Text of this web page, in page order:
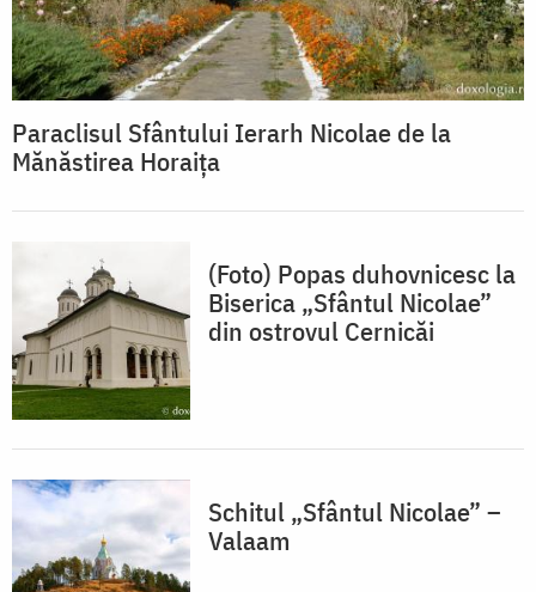
Paraclisul Sfântului Ierarh Nicolae de la
Mănăstirea Horaița
(Foto) Popas duhovnicesc la
Biserica „Sfântul Nicolae”
din ostrovul Cernicăi
Schitul „Sfântul Nicolae” –
Valaam